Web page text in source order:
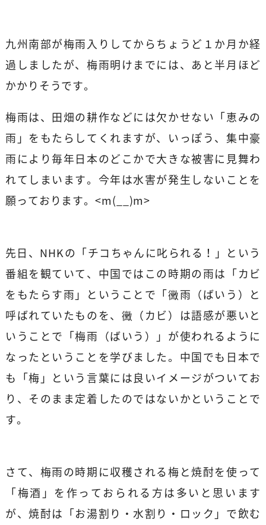
九州南部が梅雨入りしてからちょうど１か月か経
過しましたが、梅雨明けまでには、あと半月ほど
かかりそうです。
梅雨は、田畑の耕作などには欠かせない「恵みの
雨」をもたらしてくれますが、いっぽう、集中豪
雨により毎年日本のどこかで大きな被害に見舞わ
れてしまいます。今年は水害が発生しないことを
願っております。<m(__)m>
先日、NHKの「チコちゃんに叱られる！」という
番組を観ていて、中国ではこの時期の雨は「カビ
をもたらす雨」ということで「黴雨（ばいう）と
呼ばれていたものを、黴（カビ）は語感が悪いと
いうことで「梅雨（ばいう）」が使われるように
なったということを学びました。中国でも日本で
も「梅」という言葉には良いイメージがついてお
り、そのまま定着したのではないかということで
す。
さて、梅雨の時期に収穫される梅と焼酎を使って
「梅酒」を作っておられる方は多いと思います
が、焼酎は「お湯割り・水割り・ロック」で飲む